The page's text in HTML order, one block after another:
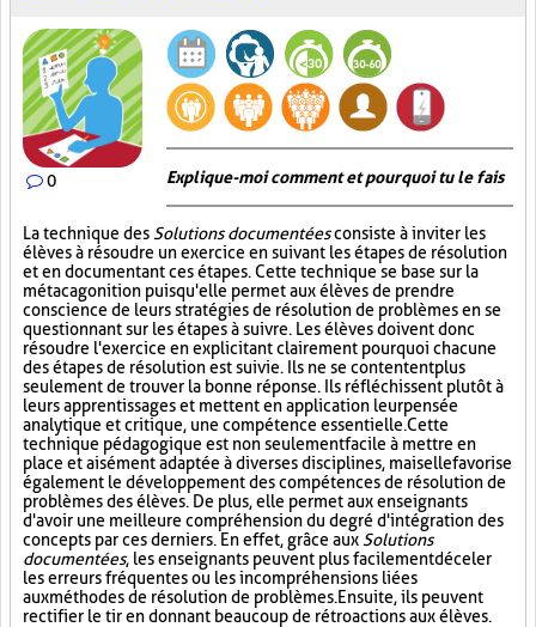
0 Explique-moi comment et pourquoi tu le fais
La technique des Solutions documentéesconsiste à inviter les
élèves à résoudre un exercice en suivant les étapes de résolution
et en documentant ces étapes. Cette technique se base sur la
métacagonition puisqu'elle permet aux élèves de prendre
conscience de leurs stratégies de résolution de problèmes en se
questionnant sur les étapes à suivre. Les élèves doivent donc
résoudre l'exercice en explicitant clairement pourquoi chacune
des étapes de résolution est suivie. Ils ne se contentent plus
seulement de trouver la bonne réponse. Ils réfléchissent plutôt à
leurs apprentissages et mettent en application leur pensée
analytique et critique, une compétence essentielle. Cette
technique pédagogique est non seulement facile à mettre en
place et aisément adaptée à diverses disciplines, mais elle favorise
également le développement des compétences de résolution de
problèmes des élèves. De plus, elle permet aux enseignants
d'avoir une meilleure compréhension du degré d'intégration des
concepts par ces derniers. En effet, grâce aux Solutions
documentées, les enseignants peuvent plus facilement déceler
les erreurs fréquentes ou les incompréhensions liées
aux méthodes de résolution de problèmes. Ensuite, ils peuvent
rectifier le tir en donnant beaucoup de rétroactions aux élèves.